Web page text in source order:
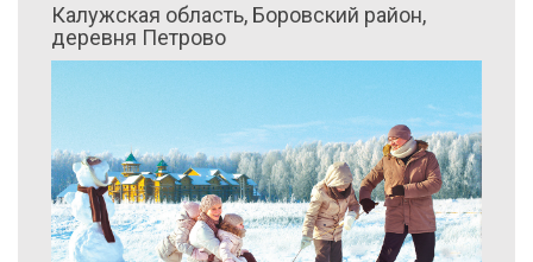
Калужская область, Боровский район,
деревня Петрово